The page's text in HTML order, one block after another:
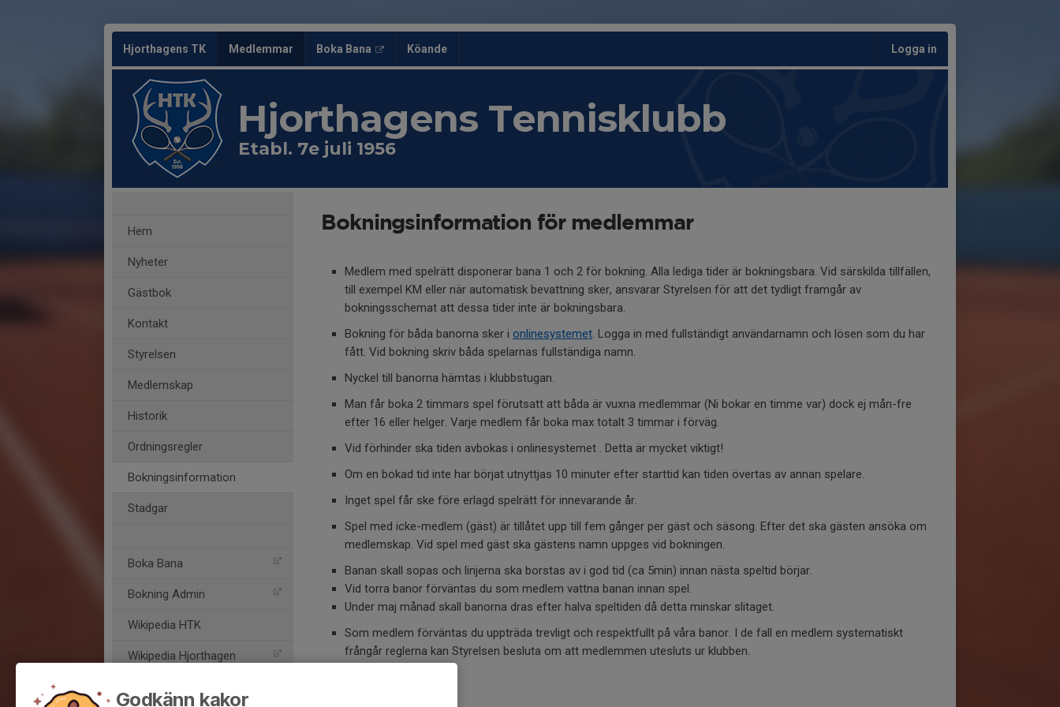
Hjorthagens TK Medlemmar Boka Bana Köande Logga in
Hjorthagens Tennisklubb
Etabl. 7e juli 1956
Hem
Nyheter
Gästbok
Kontakt
Styrelsen
Medlemskap
Historik
Ordningsregler
Bokningsinformation
Stadgar
Boka Bana
Bokning Admin
Wikipedia HTK
Wikipedia Hjorthagen
Bokningsinformation för medlemmar
Medlem med spelrätt disponerar bana 1 och 2 för bokning. Alla lediga tider är bokningsbara. Vid särskilda tillfällen,
till exempel KM eller när automatisk bevattning sker, ansvarar Styrelsen för att det tydligt framgår av
bokningsschemat att dessa tider inte är bokningsbara.
Bokning för båda banorna sker i onlinesystemet. Logga in med fullständigt användarnamn och lösen som du har
fått. Vid bokning skriv båda spelarnas fullständiga namn.
Nyckel till banorna hämtas i klubbstugan.
Man får boka 2 timmars spel förutsatt att båda är vuxna medlemmar (Ni bokar en timme var) dock ej mån-fre
efter 16 eller helger. Varje medlem får boka max totalt 3 timmar i förväg.
Vid förhinder ska tiden avbokas i onlinesystemet . Detta är mycket viktigt!
Om en bokad tid inte har börjat utnyttjas 10 minuter efter starttid kan tiden övertas av annan spelare.
Inget spel får ske före erlagd spelrätt för innevarande år.
Spel med icke-medlem (gäst) är tillåtet upp till fem gånger per gäst och säsong. Efter det ska gästen ansöka om
medlemskap. Vid spel med gäst ska gästens namn uppges vid bokningen.
Banan skall sopas och linjerna ska borstas av i god tid (ca 5min) innan nästa speltid börjar.
Vid torra banor förväntas du som medlem vattna banan innan spel.
Under maj månad skall banorna dras efter halva speltiden då detta minskar slitaget.
Som medlem förväntas du uppträda trevligt och respektfullt på våra banor. I de fall en medlem systematiskt
frångår reglerna kan Styrelsen besluta om att medlemmen utesluts ur klubben.
Godkänn kakor